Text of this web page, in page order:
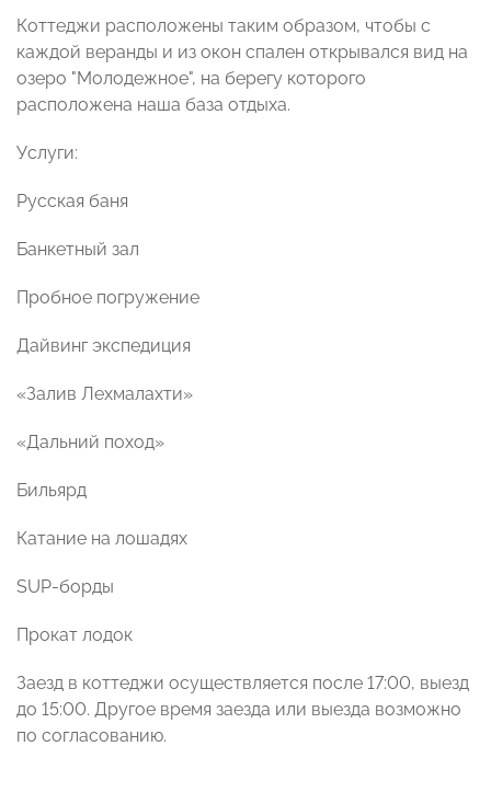
Коттеджи расположены таким образом, чтобы с
каждой веранды и из окон спален открывался вид на
озеро "Молодежное", на берегу которого
расположена наша база отдыха.
Услуги:
Русская баня
Банкетный зал
Пробное погружение
Дайвинг экспедиция
«Залив Лехмалахти»
«Дальний поход»
Бильярд
Катание на лошадях
SUP-борды
Прокат лодок
Заезд в коттеджи осуществляется после 17:00, выезд
до 15:00. Другое время заезда или выезда возможно
по согласованию.